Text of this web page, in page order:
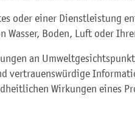
oder einer Dienstleistung
Wasser, Boden, Luft oder
an
vertrauenswürdige
Wirkungen eines